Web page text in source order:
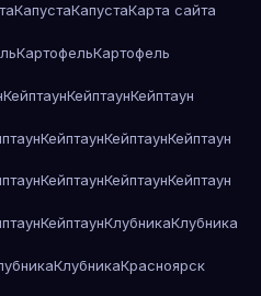
КапустаКапустаКарта сайта
КартофельКартофель
КейптаунКейптаунКейптаун
КейптаунКейптаунКейптаун
КейптаунКейптаунКейптаун
КейптаунКлубникаКлубника
КлубникаКрасноярск